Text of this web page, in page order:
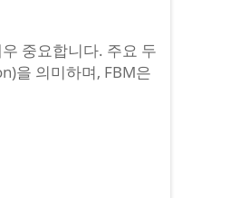
중요합니다. 주요 두
을 의미하며, FBM은
...